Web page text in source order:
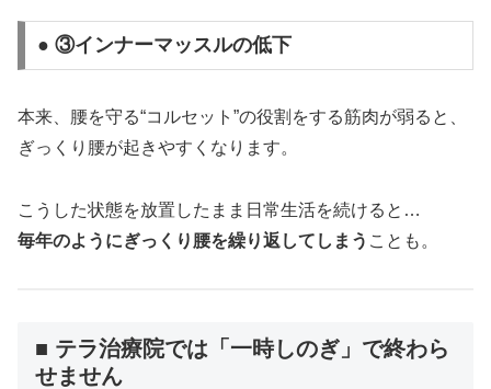
● ③インナーマッスルの低下
本来、腰を守る“コルセット”の役割をする筋肉が弱ると、
ぎっくり腰が起きやすくなります。
こうした状態を放置したまま日常生活を続けると…
毎年のようにぎっくり腰を繰り返してしまう ことも。
■ テラ治療院では「一時しのぎ」で終わら
せません